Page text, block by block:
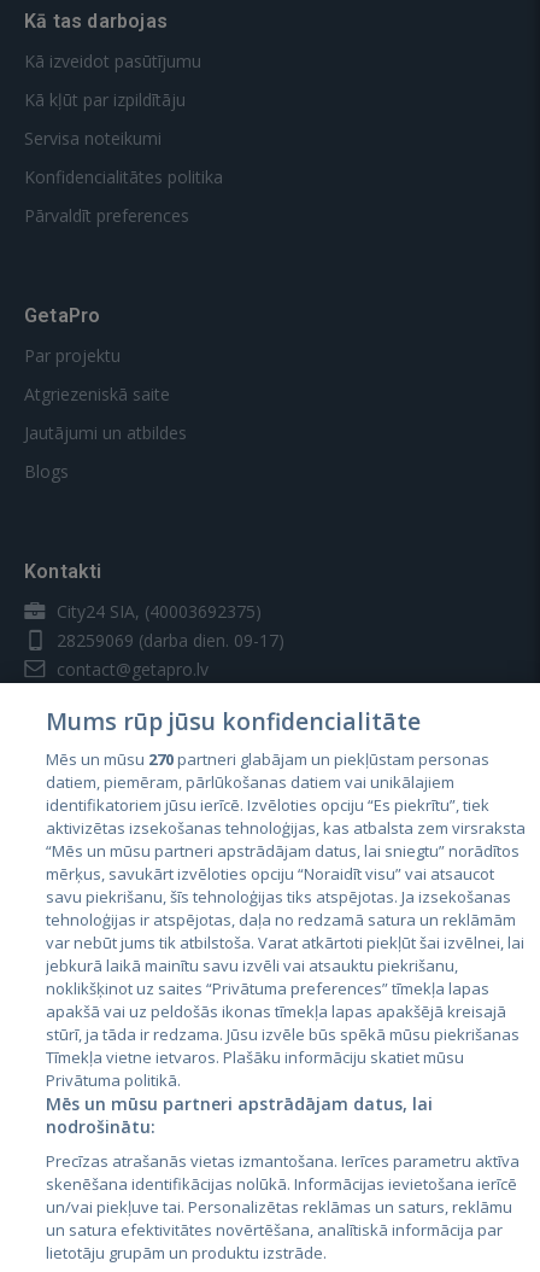
Kā tas darbojas
Kā izveidot pasūtījumu
Kā kļūt par izpildītāju
Servisa noteikumi
Konfidencialitātes politika
Pārvaldīt preferences
GetaPro
Par projektu
Atgriezeniskā saite
Jautājumi un atbildes
Blogs
Kontakti
City24 SIA, (40003692375)
28259069 (darba dien. 09-17)
contact@getapro.lv
Valstis
Igaunija
Latvija
Lietuva
City24.lv
City24.ee
GetaPro.lv
GetaPro.ee
Skelbiu.lt
CVbankas.lt
Kainos.lt
Paslaugos.lt
auto24.ee
Mums rūp jūsu konfidencialitāte
Mēs un mūsu 270partneri glabājam un piekļūstam personas
datiem, piemēram, pārlūkošanas datiem vai unikālajiem
identifikatoriem jūsu ierīcē. Izvēloties opciju “Es piekrītu”, tiek
aktivizētas izsekošanas tehnoloģijas, kas atbalsta zem virsraksta
“Mēs un mūsu partneri apstrādājam datus, lai sniegtu” norādītos
mērķus, savukārt izvēloties opciju “Noraidīt visu” vai atsaucot
savu piekrišanu, šīs tehnoloģijas tiks atspējotas. Ja izsekošanas
tehnoloģijas ir atspējotas, daļa no redzamā satura un reklāmām
var nebūt jums tik atbilstoša. Varat atkārtoti piekļūt šai izvēlnei, lai
jebkurā laikā mainītu savu izvēli vai atsauktu piekrišanu,
noklikšķinot uz saites “Privātuma preferences” tīmekļa lapas
apakšā vai uz peldošās ikonas tīmekļa lapas apakšējā kreisajā
stūrī, ja tāda ir redzama. Jūsu izvēle būs spēkā mūsu piekrišanas
Tīmekļa vietne ietvaros. Plašāku informāciju skatiet mūsu
Privātuma politikā.
Mēs un mūsu partneri apstrādājam datus, lai
nodrošinātu:
Precīzas atrašanās vietas izmantošana. Ierīces parametru aktīva
skenēšana identifikācijas nolūkā. Informācijas ievietošana ierīcē
un/vai piekļuve tai. Personalizētas reklāmas un saturs, reklāmu
un satura efektivitātes novērtēšana, analītiskā informācija par
lietotāju grupām un produktu izstrāde.